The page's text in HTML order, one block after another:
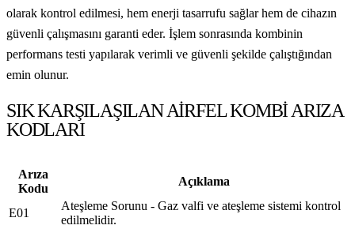
olarak kontrol edilmesi, hem enerji tasarrufu sağlar hem de cihazın
güvenli çalışmasını garanti eder. İşlem sonrasında kombinin
performans testi yapılarak verimli ve güvenli şekilde çalıştığından
emin olunur.
SIK KARŞILAŞILAN AIRFEL KOMBI ARIZA
KODLARI
Arıza
Kodu
Açıklama
E01
Ateşleme Sorunu - Gaz valfi ve ateşleme sistemi kontrol
edilmelidir.